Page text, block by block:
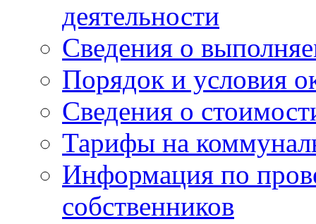
деятельности
Сведения о
Порядок и условия
Сведения о
Тарифы на
Информация по
собственников